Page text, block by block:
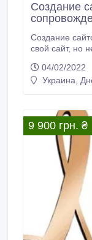
Создание
Создание
свой сайт, но не знаете к кому обратиться? Мы -
для Вас самый
сфере
портал и
04/02/2022
Украина,
9 900 грн. ₴